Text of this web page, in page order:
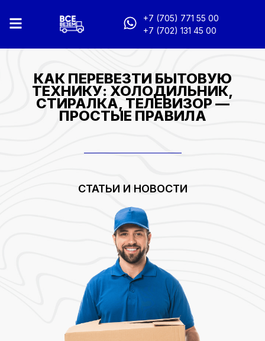
+7 (705) 771 55 00
+7 (702) 131 45 00
КАК ПЕРЕВЕЗТИ БЫТОВУЮ
ТЕХНИКУ: ХОЛОДИЛЬНИК,
СТИРАЛКА, ТЕЛЕВИЗОР —
ПРОСТЫЕ ПРАВИЛА
СТАТЬИ И НОВОСТИ